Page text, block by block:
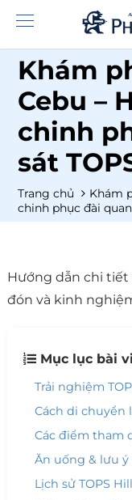
Khám
Cebu –
chinh
sát
Trang chủ
Khám
chinh phục đài
Hướng dẫn chi tiết
đón và kinh
Mục lục bài
Trải nghiệm
Cách di chuyển
Các điểm tham
Ăn uống & lưu
Lịch sử TOPS Hill